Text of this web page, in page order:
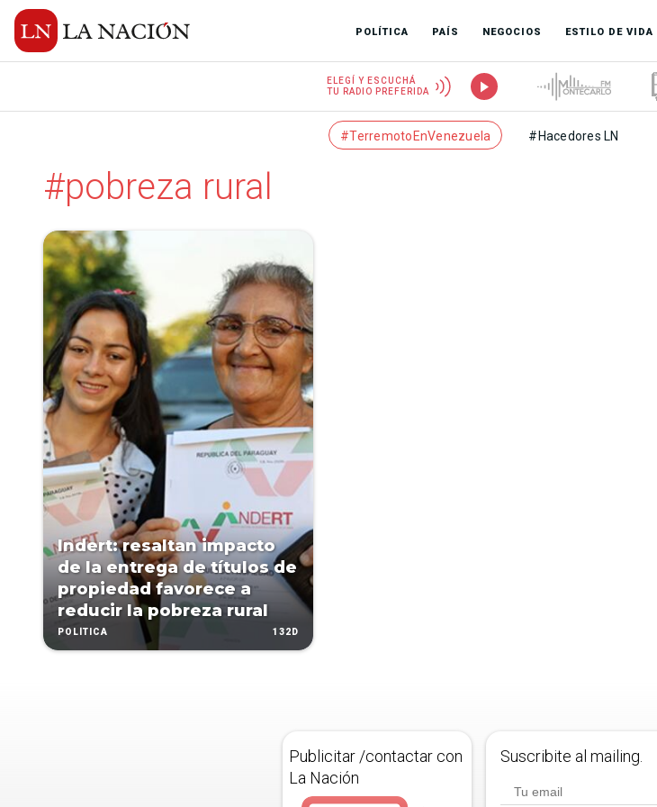
POLÍTICA PAÍS NEGOCIOS ESTILO DE VIDA
ELEGÍ Y ESCUCHÁ
TU RADIO PREFERIDA
#TerremotoEnVenezuela #Hacedores LN
#pobreza rural
Indert: resaltan impacto
de la entrega de títulos de
propiedad favorece a
reducir la pobreza rural
POLÍTICA 132D
Publicitar /contactar con
La Nación
Suscribite al mailing.